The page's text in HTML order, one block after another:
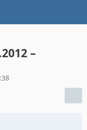
–